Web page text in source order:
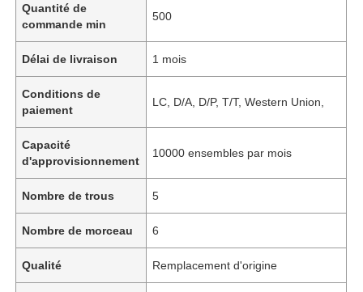
Quantité de
commande min
500
Délai de livraison 1 mois
Conditions de
paiement
LC, D/A, D/P, T/T, Western Union,
Capacité
d'approvisionnement
10000 ensembles par mois
Nombre de trous 5
Nombre de morceau 6
Qualité Remplacement d'origine